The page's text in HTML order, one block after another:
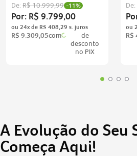
De: R$10.999,99 -11%
Por: R$ 9.799,00
ou 24x de R$ 408 29
R$ 9 309,05com
de
desconto
no PIX
De:
ou
R$
A Evolução do Seu
Começa Aqui!